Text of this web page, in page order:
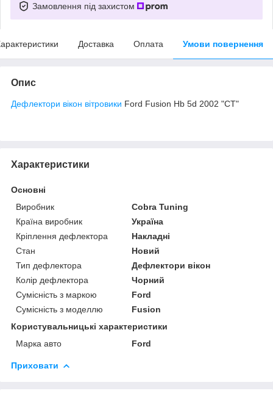
Замовлення під захистом
Доставка Оплата Умови повернення
Опис
Дефлектори вікон вітровики Ford Fusion Hb 5d 2002 "CT"
Характеристики
Основні
Виробник
Cobra Tuning
Країна виробник
Україна
Кріплення дефлектора
Накладні
Стан
Новий
Тип дефлектора
Дефлектори вікон
Колір дефлектора
Чорний
Сумісність з маркою
Ford
Сумісність з моделлю
Fusion
Користувальницькі характеристики
Марка авто
Ford
Приховати